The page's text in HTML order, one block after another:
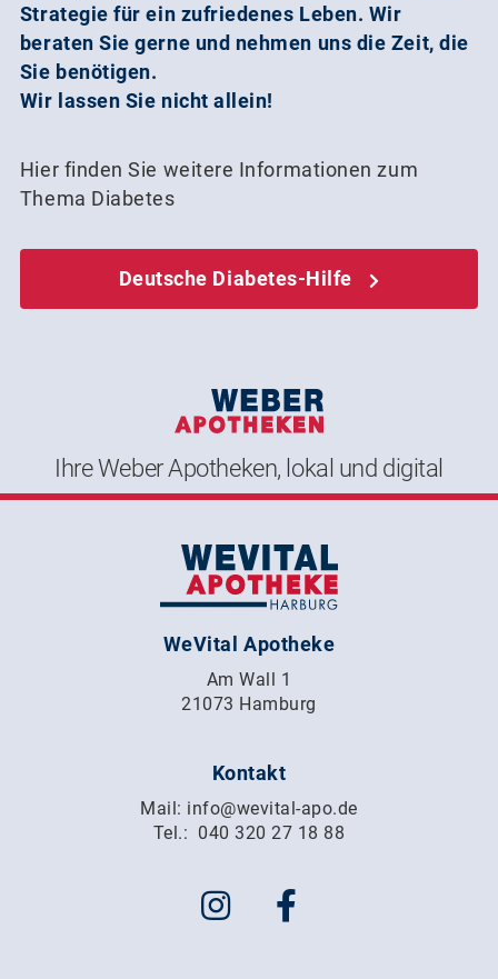
Strategie für ein zufriedenes Leben. Wir
beraten Sie gerne und nehmen uns die Zeit, die
Sie benötigen.
Wir lassen Sie nicht allein!
Hier finden Sie weitere Informationen zum
Thema Diabetes
Deutsche Diabetes-Hilfe
Ihre Weber Apotheken, lokal und digital
WeVital Apotheke
Am Wall 1
21073 Hamburg
Kontakt
Mail: info@wevital-apo.de
Tel.: 040 320 27 18 88